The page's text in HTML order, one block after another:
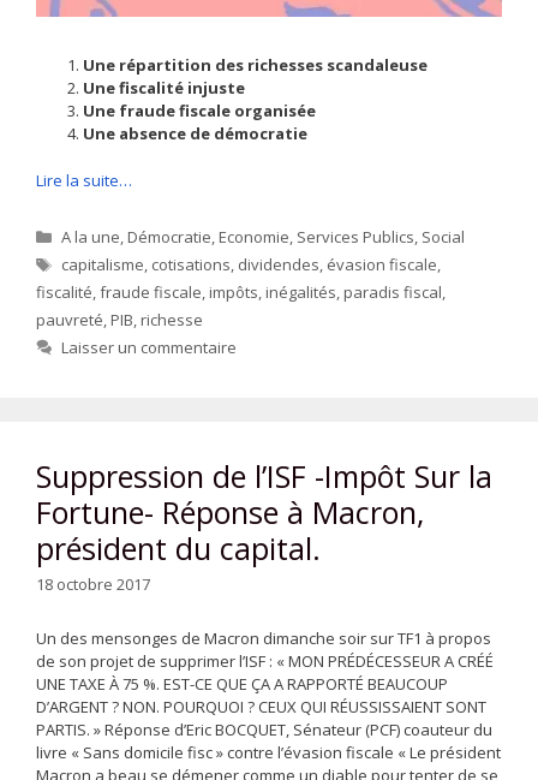
Une répartition des richesses scandaleuse
Une fiscalité injuste
Une fraude fiscale organisée
Une absence de démocratie
Lire la suite…
Catégories
A la une,Démocratie,Economie, Services Publics, Social
Étiquettes
capitalisme, cotisations, dividendes, évasion fiscale,
fiscalité,fraude fiscale,impôts,inégalités,paradis fiscal,
pauvreté,PIB,richesse
Laisser un commentaire
Suppression de l’ISF -Impôt Sur la
Fortune- Réponse à Macron,
président du capital.
18 octobre 2017
Un des mensonges de Macron dimanche soir sur TF1 à propos
de son projet de supprimer l’ISF : « MON PRÉDÉCESSEUR A CRÉÉ
UNE TAXE À 75 %. EST-CE QUE ÇA A RAPPORTÉ BEAUCOUP
D’ARGENT ? NON. POURQUOI ? CEUX QUI RÉUSSISSAIENT SONT
PARTIS. » Réponse d’Eric BOCQUET, Sénateur (PCF) coauteur du
livre « Sans domicile fisc » contre l’évasion fiscale « Le président